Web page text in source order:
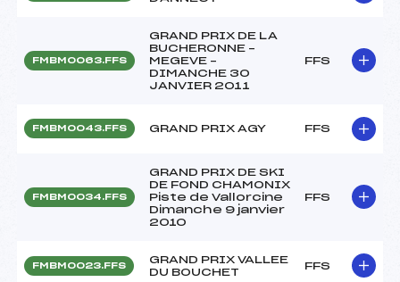
FMBM0063.FFS
GRAND PRIX DE LA
BUCHERONNE –
MEGEVE –
DIMANCHE 30
JANVIER 2011
FFS
FMBM0043.FFS GRAND PRIX AGY FFS
FMBM0034.FFS
GRAND PRIX DE SKI
DE FOND CHAMONIX
Piste de Vallorcine
Dimanche 9 janvier
2010
FFS
FMBM0023.FFS
GRAND PRIX VALLEE
DU BOUCHET
FFS